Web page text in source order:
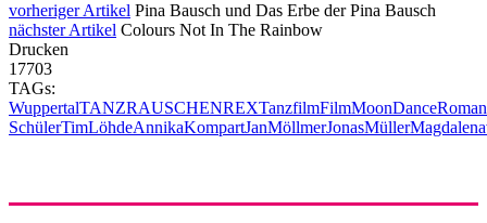
vorheriger Artikel Pina Bausch und Das Erbe der Pina Bausch
nächster Artikel Colours Not In The Rainbow
Drucken
17703
TAGs:
WuppertalTANZRAUSCHENREXTanzfilmFilmMoonDance
SchülerTimLöhdeAnnikaKompartJanMöllmerJonasMüller